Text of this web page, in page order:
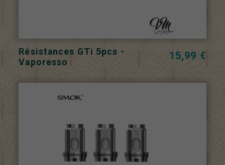
Résistances GTi 5pcs -
Vaporesso
15,99 €